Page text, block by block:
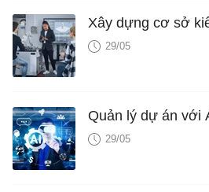
Xây dựng cơ sở
29/05
Quản lý dự án với
29/05